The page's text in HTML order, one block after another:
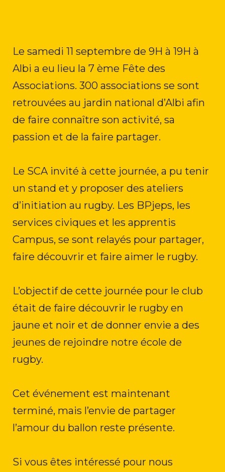
Le samedi 11 septembre de 9H à 19H à
Albi a eu lieu la 7 ème Fête des
Associations. 300 associations se sont
retrouvées au jardin national d’Albi afin
de faire connaître son activité, sa
passion et de la faire partager.
Le SCA invité à cette journée, a pu tenir
un stand et y proposer des ateliers
d’initiation au rugby. Les BPjeps, les
services civiques et les apprentis
Campus, se sont relayés pour partager,
faire découvrir et faire aimer le rugby.
L’objectif de cette journée pour le club
était de faire découvrir le rugby en
jaune et noir et de donner envie a des
jeunes de rejoindre notre école de
rugby.
Cet événement est maintenant
terminé, mais l’envie de partager
l’amour du ballon reste présente.
Si vous êtes intéressé pour nous